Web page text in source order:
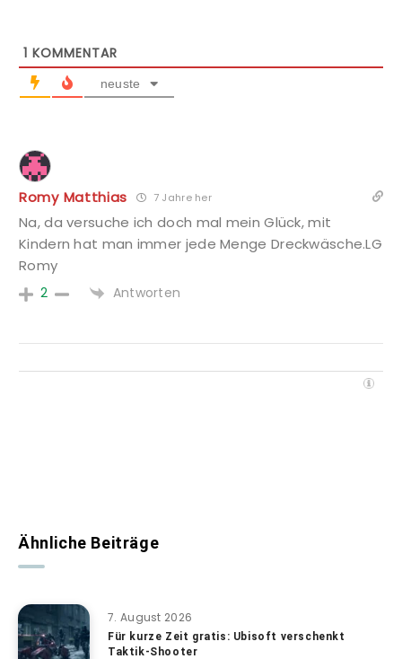
1 KOMMENTAR
neuste
Romy Matthias 7 Jahre her
Na, da versuche ich doch mal mein Glück, mit
Kindern hat man immer jede Menge Dreckwäsche.LG
Romy
2 Antworten
Ähnliche Beiträge
7. August 2026
Für kurze Zeit gratis: Ubisoft verschenkt
Taktik-Shooter